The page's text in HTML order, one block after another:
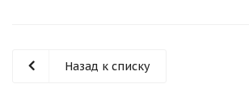
Назад к списку